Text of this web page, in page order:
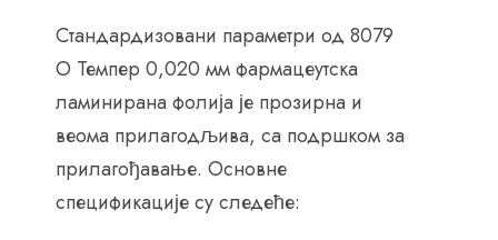
Стандардизовани параметри од 8079
О Темпер 0,020 мм фармацеутска
ламинирана фолија је прозирна и
веома прилагодљива, са подршком за
прилагођавање. Основне
спецификације су следеће: